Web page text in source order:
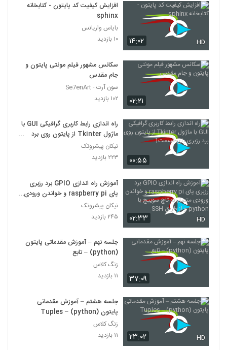
۱۴:۰۲ HD
افزایش کیفیت کد پایتون - کتابخانه
sphinx
بایاس واریانس
۱۰ بازدید
۰۲:۲۱
سکانس مشهور فیلم مونتی پایتون و
جام مقدس
سون آرت - Se7enArt
۱۰۲ بازدید
۰۰:۵۵
راه اندازی رابط کاربری گرافیکی GUI با
ماژول Tkinter از پایتون روی برد
رزبری پای-قسمت1
نیکان پیشروتک
۲۲۳ بازدید
۰۲:۳۳ HD
آموزش راه اندازی GPIO برد رزبری
پای raspberry pi و خواندن ورودی
طریق SSH
نیکان پیشروتک
۲۴۵ بازدید
۳۷:۰۹
جلسه نهم – آموزش مقدماتی پایتون
(python) – تابع
زنگ کلاس
۱۱ بازدید
۲۳:۰۲ HD
جلسه هشتم – آموزش مقدماتی
پایتون (python) – Tuples
زنگ کلاس
۱۱ بازدید